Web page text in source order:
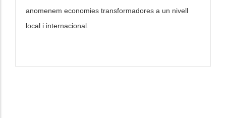
anomenem economies transformadores a un nivell
local i internacional.